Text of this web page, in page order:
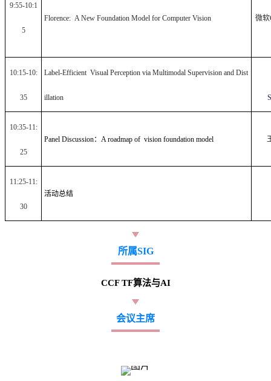
9:55-10:1
5
Florence: A New Foundation Model for Computer Vision 微
10:15-10:
35
Label-Efficient Visual Perception via Multimodal Supervision and Dist
illation
10:35-11:
25
Panel Discussion：A roadmap of vision foundation model
11:25-11:
30
活动总结
所属SIG
CCF TF算法与AI
会议主席